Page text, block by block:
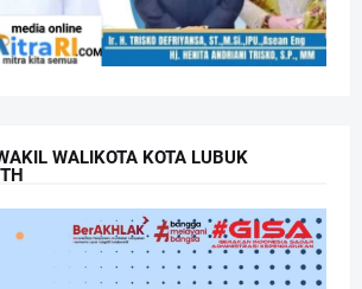
WALIKOTA KOTA LUBUK